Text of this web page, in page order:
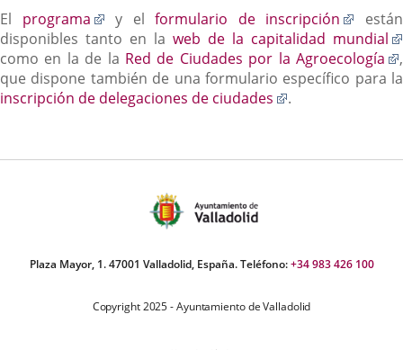
aplicación
externa.
El programa
Enlace
a
una
aplicación
externa.
y elformulario de inscripción
Enlace
a
una
están
disponibles tanto en la web de la capitalidad mundial
como en la de la Red de Ciudades por la Agroecología
,
que dispone también de una formulario específico para la
inscripción de delegaciones de ciudades
Enlace
aplicación
.
Plaza Mayor, 1. 47001 Valladolid, España. Teléfono:+34 983 426 100
Copyright 2025 - Ayuntamiento de Valladolid